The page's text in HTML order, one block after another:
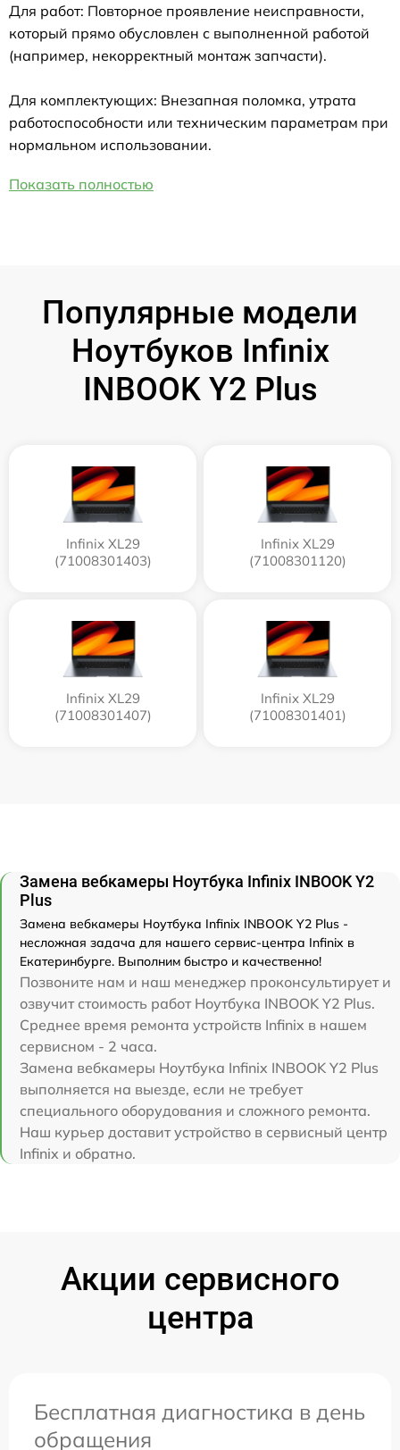
Для работ: Повторное проявление неисправности,
который прямо обусловлен с выполненной работой
(например, некорректный монтаж запчасти).
Для комплектующих: Внезапная поломка, утрата
работоспособности или техническим параметрам при
нормальном использовании.
Показать полностью
Популярные модели
Ноутбуков Infinix
INBOOK Y2 Plus
Infinix XL29
(71008301403)
Infinix XL29
(71008301120)
Infinix XL29
(71008301407)
Infinix XL29
(71008301401)
Замена вебкамеры Ноутбука Infinix INBOOK Y2
Plus
Замена вебкамеры Ноутбука Infinix INBOOK Y2 Plus -
несложная задача для нашего сервис-центра Infinix в
Екатеринбурге. Выполним быстро и качественно!
Позвоните нам и наш менеджер проконсультирует и
озвучит стоимость работ Ноутбука INBOOK Y2 Plus.
Среднее время ремонта устройств Infinix в нашем
сервисном - 2 часа.
Замена вебкамеры Ноутбука Infinix INBOOK Y2 Plus
выполняется на выезде, если не требует
специального оборудования и сложного ремонта.
Наш курьер доставит устройство в сервисный центр
Infinix и обратно.
Акции сервисного
центра
Бесплатная диагностика в день
обращения